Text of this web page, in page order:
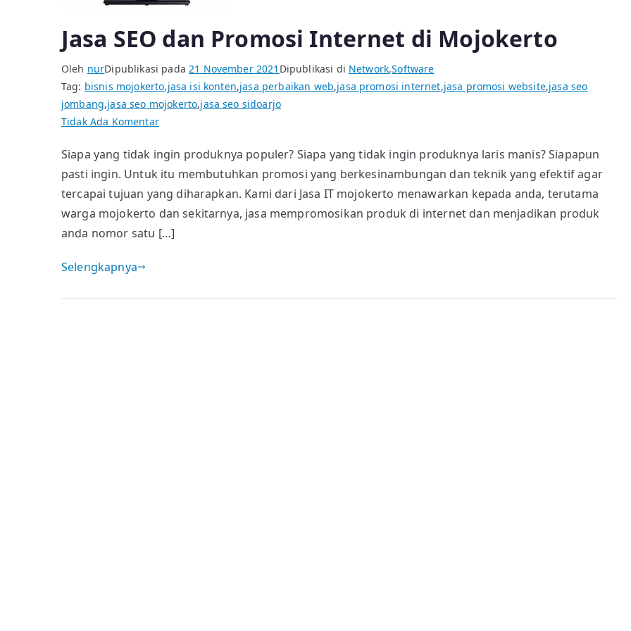
Jasa SEO dan Promosi Internet di Mojokerto
Oleh nurDipublikasi pada21 November 2021 Dipublikasi di Network,Software
Tag: bisnis mojokerto,jasa isi konten,jasa perbaikan web,jasa promosi internet,jasa promosi website,jasa seo
jombang,jasa seo mojokerto,jasa seo sidoarjo
Tidak Ada Komentarpada
SEO
dan
Promosi
Internet
di
Mojokerto
Siapa yang tidak ingin produknya populer? Siapa yang tidak ingin produknya laris manis? Siapapun
pasti ingin. Untuk itu membutuhkan promosi yang berkesinambungan dan teknik yang efektif agar
tercapai tujuan yang diharapkan. Kami dari Jasa IT mojokerto menawarkan kepada anda, terutama
warga mojokerto dan sekitarnya, jasa mempromosikan produk di internet dan menjadikan produk
anda nomor satu […]
Selengkapnya